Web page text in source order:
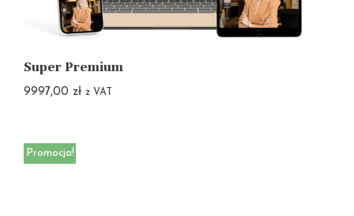
Super Premium
9997,00 zł z VAT
Promocja!